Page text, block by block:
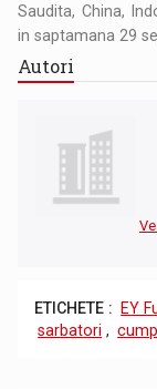
Saudita, China,
in saptamana 29
Autori
ETICHETE : EY
sarbatori ,